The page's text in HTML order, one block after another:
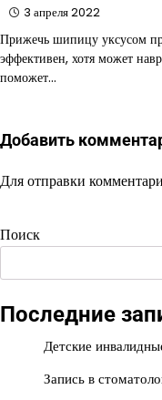
3 апреля 2022
Прижечь шипицу уксусом
эффективен, хотя может
поможет…
Добавить
Для отправки
Поиск
Последние
Детские
Запись в